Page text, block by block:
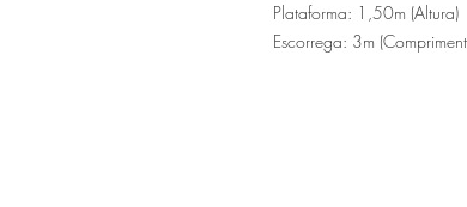
Plataforma: 1,50m (Altura)
Escorrega: 3m